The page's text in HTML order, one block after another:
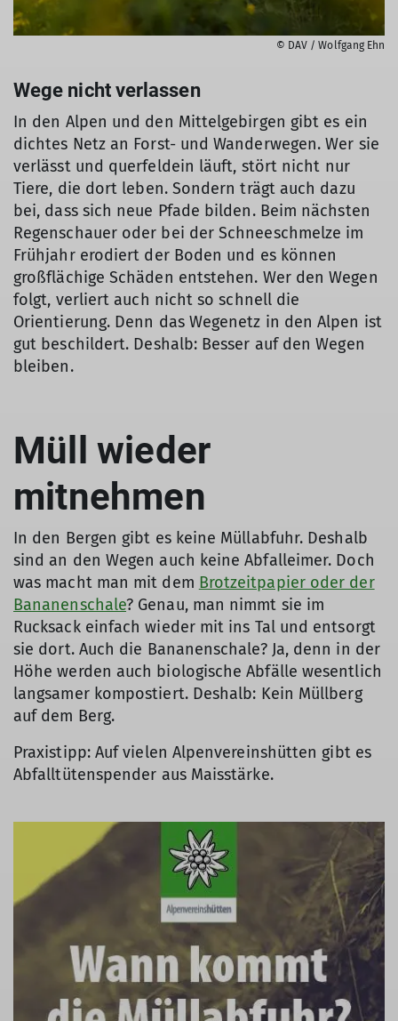
© DAV / Wolfgang Ehn
Wege nicht verlassen
In den Alpen und den Mittelgebirgen gibt es ein
dichtes Netz an Forst- und Wanderwegen. Wer sie
verlässt und querfeldein läuft, stört nicht nur
Tiere, die dort leben. Sondern trägt auch dazu
bei, dass sich neue Pfade bilden. Beim nächsten
Regenschauer oder bei der Schneeschmelze im
Frühjahr erodiert der Boden und es können
großflächige Schäden entstehen. Wer den Wegen
folgt, verliert auch nicht so schnell die
Orientierung. Denn das Wegenetz in den Alpen ist
gut beschildert. Deshalb: Besser auf den Wegen
bleiben.
Müll wieder
mitnehmen
In den Bergen gibt es keine Müllabfuhr. Deshalb
sind an den Wegen auch keine Abfalleimer. Doch
was macht man mit dem Brotzeitpapier oder der
Bananenschale? Genau, man nimmt sie im
Rucksack einfach wieder mit ins Tal und entsorgt
sie dort. Auch die Bananenschale? Ja, denn in der
Höhe werden auch biologische Abfälle wesentlich
langsamer kompostiert. Deshalb: Kein Müllberg
auf dem Berg.
Praxistipp: Auf vielen Alpenvereinshütten gibt es
Abfalltütenspender aus Maisstärke.